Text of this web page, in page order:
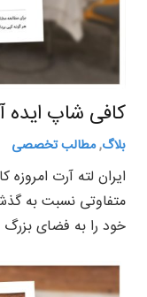
کافی شاپ
بلاگ,مطالب تخصصی
ایران لته آرت
متفاوتی نسبت به
خود را به فضای بزرگ